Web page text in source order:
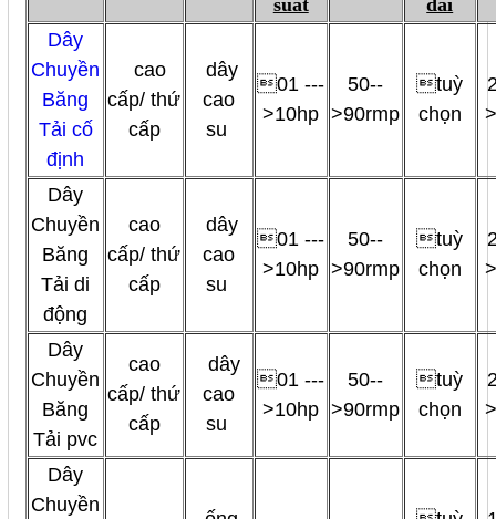
suất
dài
Dây
Chuyền
Băng
Tải cố
định
cao
cấp/ thứ
cấp
dây
cao
su
01 ---
>10hp
50--
>90rmp
tuỳ
chọn
Dây
Chuyền
Băng
Tải di
động
cao
cấp/ thứ
cấp
dây
cao
su
01 ---
>10hp
50--
>90rmp
tuỳ
chọn
Dây
Chuyền
Băng
Tải pvc
cao
cấp/ thứ
cấp
dây
cao
su
01 ---
>10hp
50--
>90rmp
tuỳ
chọn
Dây
Chuyền